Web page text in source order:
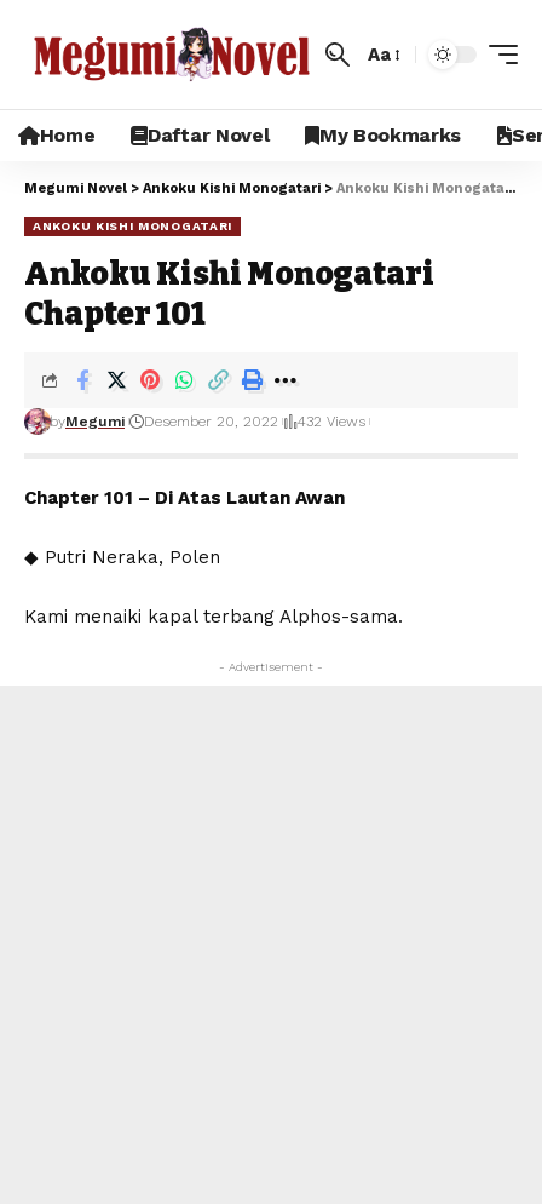
Aa
Home Daftar Novel My Bookmarks
Megumi Novel > Ankoku Kishi Monogatari > Ankoku Kishi Monogatari Chapter 101
ANKOKU KISHI MONOGATARI
Ankoku Kishi Monogatari
Chapter 101
byMegumi Desember 20, 2022 432 Views
Chapter 101 – Di Atas Lautan Awan
◆ Putri Neraka, Polen
Kami menaiki kapal terbang Alphos-sama.
- Advertisement -